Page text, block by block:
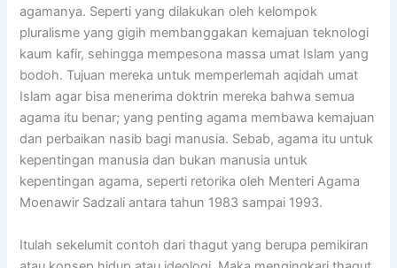
agamanya. Seperti yang dilakukan oleh kelompok
pluralisme yang gigih membanggakan kemajuan teknologi
kaum kafir, sehingga mempesona massa umat Islam yang
bodoh. Tujuan mereka untuk memperlemah aqidah umat
Islam agar bisa menerima doktrin mereka bahwa semua
agama itu benar; yang penting agama membawa kemajuan
dan perbaikan nasib bagi manusia. Sebab, agama itu untuk
kepentingan manusia dan bukan manusia untuk
kepentingan agama, seperti retorika oleh Menteri Agama
Moenawir Sadzali antara tahun 1983 sampai 1993.
Itulah sekelumit contoh dari thagut yang berupa pemikiran